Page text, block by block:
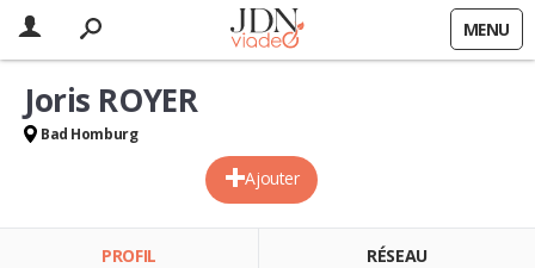
MENU
Ajouter
Joris ROYER
Bad Homburg
PROFIL RÉSEAU